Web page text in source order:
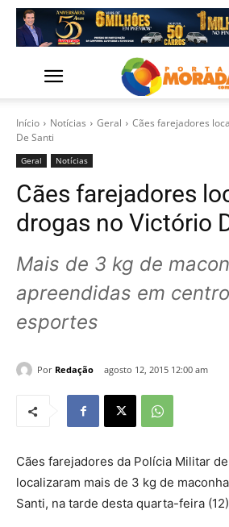
Início Notícias Geral
Cães farejadores
De Santi
Geral Notícias
Cães farejadores
drogas no Victório
Mais de 3 kg de
apreendidas em
esportes
Por Redação agosto 12, 2015 12:00 am
Cães farejadores da Polícia Militar
localizaram mais de 3 kg de
Santi, na tarde desta quarta-feira